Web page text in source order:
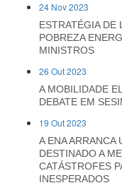
24 Nov 2023
ESTRATÉGIA DE
POBREZA
MINISTROS
26 Out 2023
A MOBILIDADE
DEBATE EM
19 Out 2023
A ENA ARRANCA
DESTINADO A
CATÁSTROFES
INESPERADOS